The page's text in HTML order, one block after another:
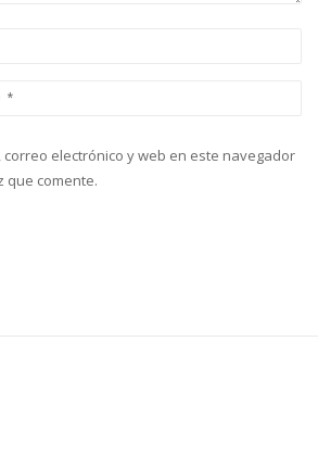
correo electrónico y web en este navegador
que comente.